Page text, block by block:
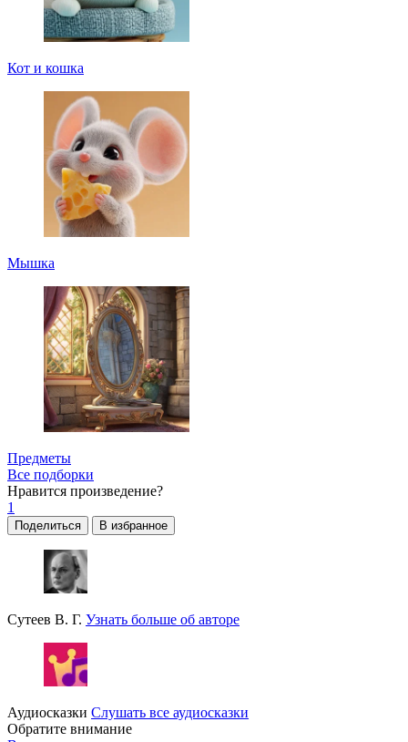
Кот и кошка
Мышка
Предметы
Все подборки
Нравится произведение?
1
Поделиться В избранное
Сутеев В. Г. Узнать больше об авторе
Аудиосказки Слушать все аудиосказки
Обратите внимание